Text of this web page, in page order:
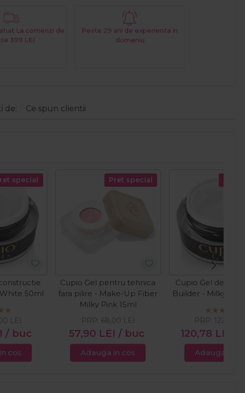
La comenzi de
399 LEI
Peste 29 ani de experienta in
domeniu
de: Ce spun clientii
special
50ml
/ buc
LEI
cos
Pret special
Cupio Gel pentru tehnica
fara pilire - Make-Up Fiber
Milky Pink 15ml
57,90 LEI / buc
PRP: 68,00 LEI
Adauga in cos
Cupio Gel de
Builder - Milky
120,78 LEI
PRP: 122,00
Adauga in